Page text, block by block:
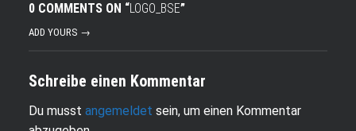
0 COMMENTS ON “LOGO_BSE”
ADD YOURS →
Schreibe einen Kommentar
Du musst angemeldet sein, um einen Kommentar